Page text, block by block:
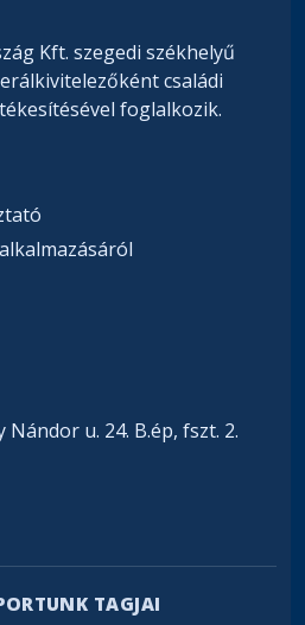
Kft. szegedi székhelyű
családi
foglalkozik.
Nándor u. 24. B.ép, fszt. 2.
TAGJAI